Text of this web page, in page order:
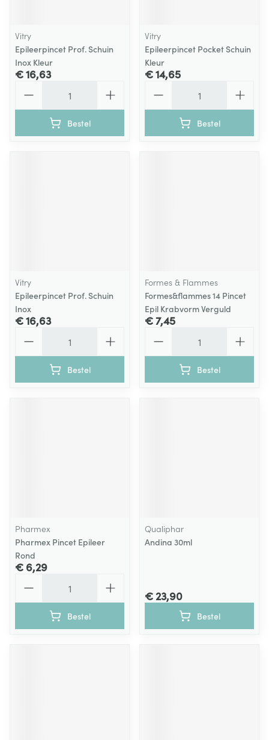
Vitry
Epileerpincet Prof. Schuin
Inox Kleur
€ 16,63
Bestel
Vitry
Epileerpincet Pocket Schuin
Kleur
€ 14,65
Bestel
Vitry
Epileerpincet Prof. Schuin
Inox
€ 16,63
Bestel
Formes & Flammes
Formes&flammes 14 Pincet
Epil Krabvorm Verguld
€ 7,45
Bestel
Pharmex
Pharmex Pincet Epileer
Rond
€ 6,29
Bestel
Qualiphar
Andina 30ml
€ 23,90
Bestel